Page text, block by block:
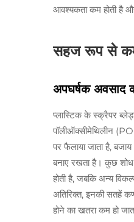
आवश्यकता कम होती है
सहज रूप से
अपघर्षक अवसाद
प्लास्टिक के स्क्रैपर
पॉलीऑक्सीमेथिलीन
पर फैलाया जाता है,
बनाए रखता है। कुछ
होती है, जबकि अन्य
अतिरिक्त, इनकी सतहें
होने का खतरा कम हो